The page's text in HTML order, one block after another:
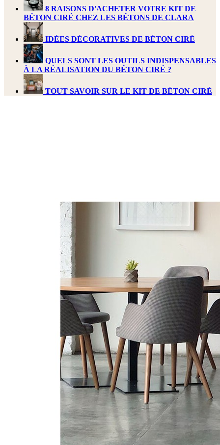
8 RAISONS D'ACHETER VOTRE KIT DE
BÉTON CIRÉ CHEZ LES BÉTONS DE CLARA
IDÉES DÉCORATIVES DE BÉTON CIRÉ
QUELS SONT LES OUTILS INDISPENSABLES
À LA RÉALISATION DU BÉTON CIRÉ ?
TOUT SAVOIR SUR LE KIT DE BÉTON CIRÉ